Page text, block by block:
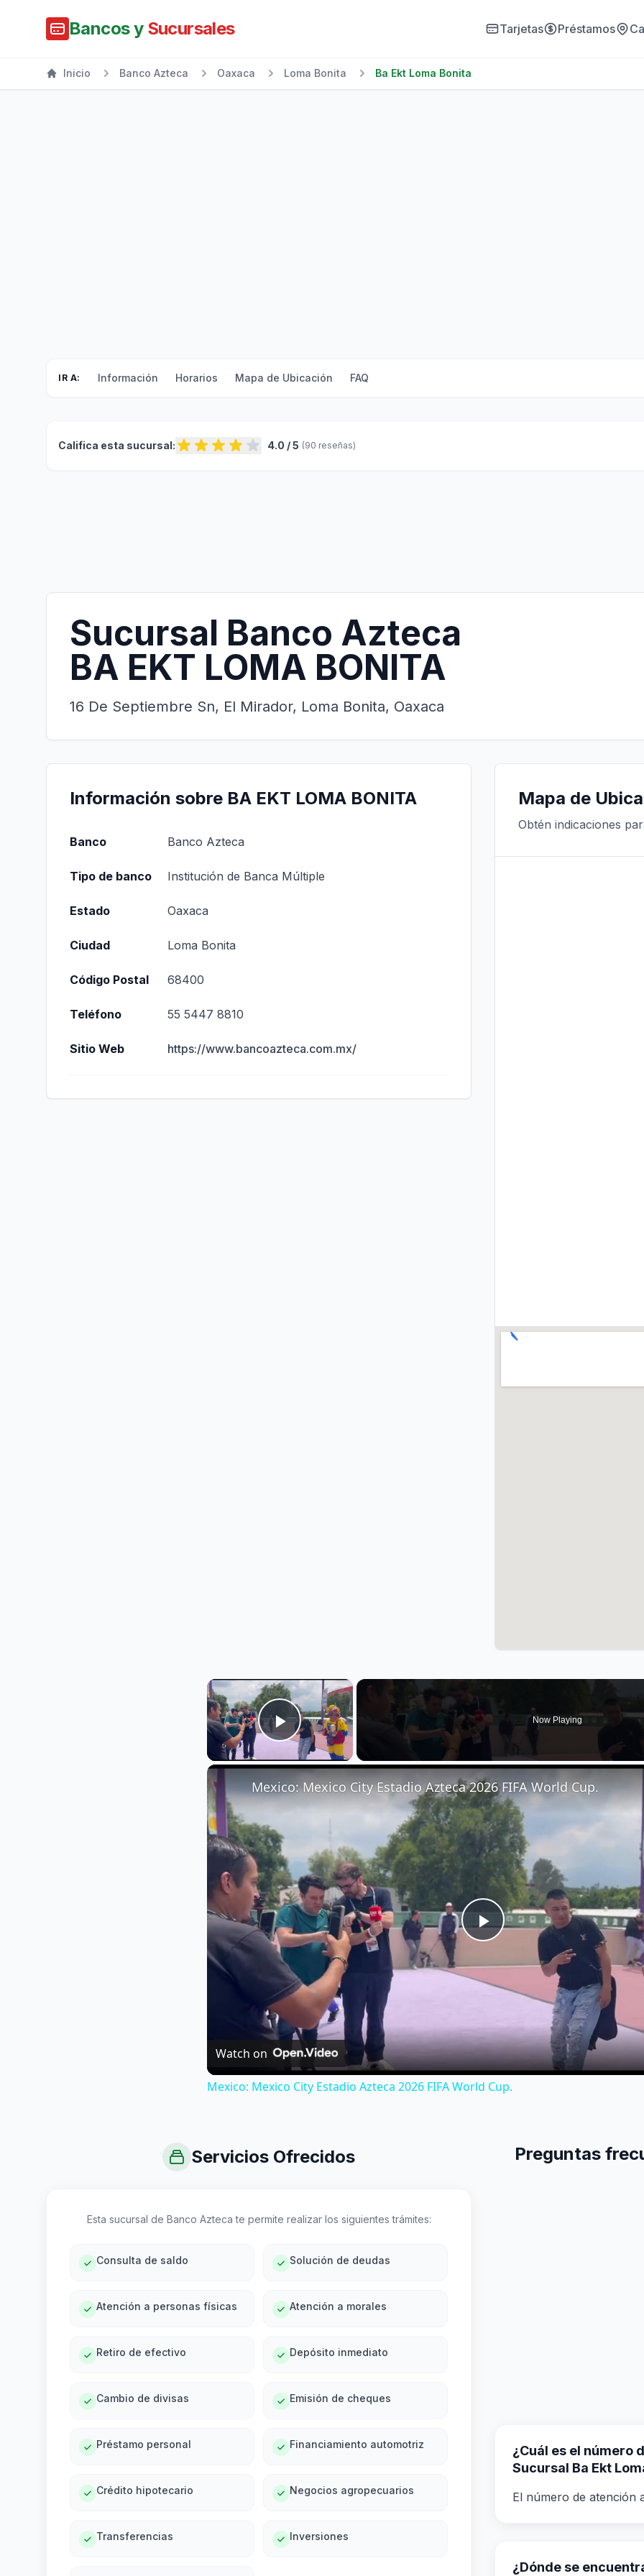
Bancos y Sucursales Tarjetas Préstamos
Inicio Banco Azteca Oaxaca Loma Bonita Ba Ekt Loma Bonita
IR A: Información Horarios Mapa de Ubicación FAQ
Califica esta sucursal: 4.0 / 5 (90 reseñas)
Sucursal Banco Azteca
BA EKT LOMA BONITA
16 De Septiembre Sn, El Mirador, Loma Bonita, Oaxaca
Información sobre BA EKT LOMA BONITA
Banco Banco Azteca
Tipo de banco Institución de Banca Múltiple
Estado Oaxaca
Ciudad Loma Bonita
Código Postal 68400
Teléfono 55 5447 8810
Sitio Web https://www.bancoazteca.com.mx/
Mapa de
Obtén indicaciones
×
Play Video
Now Playing
Play
Video
Mexico: Mexico City Estadio Azteca 2026 FIFA World Cup.
Watch on
Mexico: Mexico City Estadio Azteca 2026 FIFA World Cup.
Servicios Ofrecidos
Esta sucursal de Banco Azteca te permite realizar los siguientes trámites:
Consulta de saldo Solución de deudas
Atención a personas físicas Atención a morales
Retiro de efectivo Depósito inmediato
Cambio de divisas Emisión de cheques
Préstamo personal Financiamiento automotriz
Crédito hipotecario Negocios agropecuarios
Transferencias Inversiones
Preguntas
¿Cuál es el número
Sucursal Ba Ekt
El número de atención
¿Dónde se